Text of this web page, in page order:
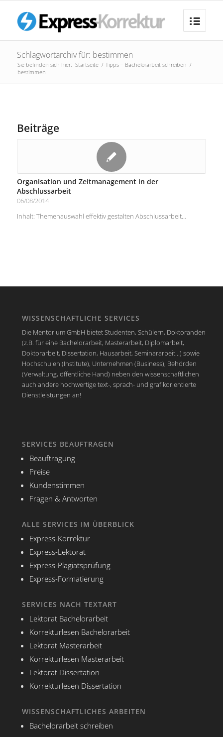
Schlagwortarchiv für: bestimmen
Sie befinden sich hier: Startseite / Tipps – Bachelorarbeit schreiben /
bestimmen
Beiträge
Organisation und Zeitmanagement in der
Abschlussarbeit
06/08/2014
Inhalt: Themenauswahl effektiv gestalten Abschlussarbeit…
WISSENSCHAFTLICHE SERVICES
Die Mentorium GmbH bietet Studenten, Schülern, Doktoranden
(z.B. für eine Bachelorarbeit, Masterarbeit, Diplomarbeit,
Doktorarbeit, Dissertation, Hausarbeit, Seminararbeit...) sowie
Hochschulen (Institute), Unternehmen (Business), Behörden
(Verwaltung, öffentliche Hand) neben den wissenschaftlichen
auch andere hochwertige text-, sprach- und grafikorientierte
Dienstleistungen an!
SERVICES BEAUFTRAGEN
Beauftragung
Preise
Kundenstimmen
Fragen & Antworten
ALLE SERVICES IM ÜBERBLICK
Express-Korrektur
Express-Lektorat
Express-Plagiatsprüfung
Express-Formatierung
SERVICES NACH TEXTART
Lektorat Bachelorarbeit
Korrekturlesen Bachelorarbeit
Lektorat Masterarbeit
Korrekturlesen Masterarbeit
Lektorat Dissertation
Korrekturlesen Dissertation
WISSENSCHAFTLICHES ARBEITEN
Bachelorarbeit schreiben